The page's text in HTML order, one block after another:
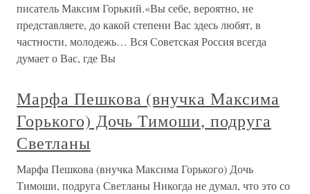
писатель Максим Горький.«Вы себе, вероятно, не
представляете, до какой степени Вас здесь любят, в
частности, молодежь… Вся Советская Россия всегда
думает о Вас, где Вы
Марфа Пешкова (внучка Максима
Горького) Дочь Тимоши, подруга
Светланы
Марфа Пешкова (внучка Максима Горького) Дочь
Тимоши, подруга Светланы Никогда не думал, что это со